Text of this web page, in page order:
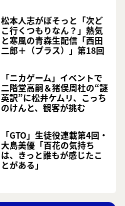
松本人志がぼそっと「次ど
こ行くつもりなん？」熱気
と寒風の青森生配信「西田
二郎＋（プラス）」第18回
「ニカゲーム」イベントで
二階堂高嗣＆猪俣周杜の“謎
英訳”に松井ケムリ、こっち
のけんと、観客が挑む
「GTO」生徒役連載第4回・
大島美優「百花の気持ち
は、きっと誰もが感じたこ
とがある」